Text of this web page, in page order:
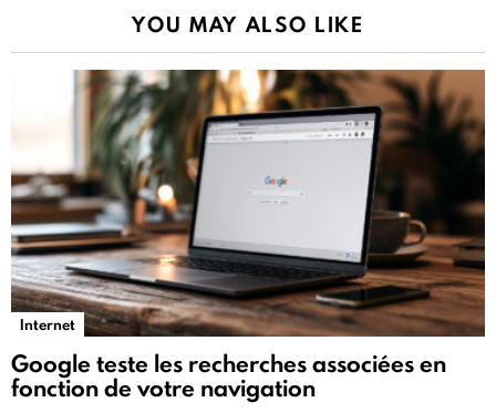
YOU MAY ALSO LIKE
Internet
Google teste les recherches associées en
fonction de votre navigation